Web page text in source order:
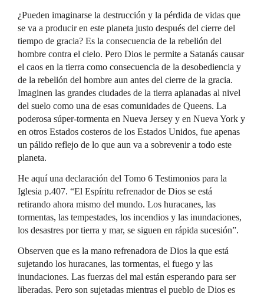
¿Pueden imaginarse la destrucción y la pérdida de vidas que
se va a producir en este planeta justo después del cierre del
tiempo de gracia? Es la consecuencia de la rebelión del
hombre contra el cielo. Pero Dios le permite a Satanás causar
el caos en la tierra como consecuencia de la desobediencia y
de la rebelión del hombre aun antes del cierre de la gracia.
Imaginen las grandes ciudades de la tierra aplanadas al nivel
del suelo como una de esas comunidades de Queens. La
poderosa súper-tormenta en Nueva Jersey y en Nueva York y
en otros Estados costeros de los Estados Unidos, fue apenas
un pálido reflejo de lo que aun va a sobrevenir a todo este
planeta.
He aquí una declaración del Tomo 6 Testimonios para la
Iglesia p.407. “El Espíritu refrenador de Dios se está
retirando ahora mismo del mundo. Los huracanes, las
tormentas, las tempestades, los incendios y las inundaciones,
los desastres por tierra y mar, se siguen en rápida sucesión”.
Observen que es la mano refrenadora de Dios la que está
sujetando los huracanes, las tormentas, el fuego y las
inundaciones. Las fuerzas del mal están esperando para ser
liberadas. Pero son sujetadas mientras el pueblo de Dios es